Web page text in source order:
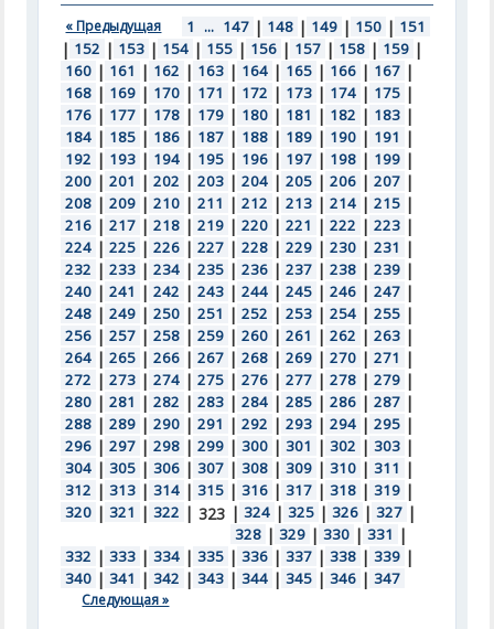
« Предыдущая 1 ... 147 | 148 | 149 | 150 | 151
| 152 | 153 | 154 | 155 | 156 | 157 | 158 | 159 |
160 | 161 | 162 | 163 | 164 | 165 | 166 | 167 |
168 | 169 | 170 | 171 | 172 | 173 | 174 | 175 |
176 | 177 | 178 | 179 | 180 | 181 | 182 | 183 |
184 | 185 | 186 | 187 | 188 | 189 | 190 | 191 |
192 | 193 | 194 | 195 | 196 | 197 | 198 | 199 |
200 | 201 | 202 | 203 | 204 | 205 | 206 | 207 |
208 | 209 | 210 | 211 | 212 | 213 | 214 | 215 |
216 | 217 | 218 | 219 | 220 | 221 | 222 | 223 |
224 | 225 | 226 | 227 | 228 | 229 | 230 | 231 |
232 | 233 | 234 | 235 | 236 | 237 | 238 | 239 |
240 | 241 | 242 | 243 | 244 | 245 | 246 | 247 |
248 | 249 | 250 | 251 | 252 | 253 | 254 | 255 |
256 | 257 | 258 | 259 | 260 | 261 | 262 | 263 |
264 | 265 | 266 | 267 | 268 | 269 | 270 | 271 |
272 | 273 | 274 | 275 | 276 | 277 | 278 | 279 |
280 | 281 | 282 | 283 | 284 | 285 | 286 | 287 |
288 | 289 | 290 | 291 | 292 | 293 | 294 | 295 |
296 | 297 | 298 | 299 | 300 | 301 | 302 | 303 |
304 | 305 | 306 | 307 | 308 | 309 | 310 | 311 |
312 | 313 | 314 | 315 | 316 | 317 | 318 | 319 |
320 | 321 | 322 | 323 | 324 | 325 | 326 | 327 |
328 | 329 | 330 | 331 |
332 | 333 | 334 | 335 | 336 | 337 | 338 | 339 |
340 | 341 | 342 | 343 | 344 | 345 | 346 | 347
Следующая »